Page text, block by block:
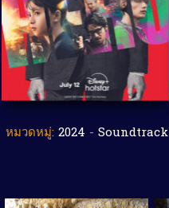
หมวดหมู่: 2024 - Soundtrack